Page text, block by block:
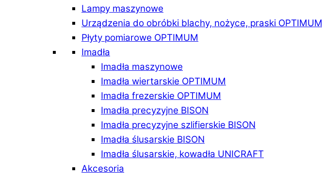
Lampy maszynowe
Urządzenia do obróbki blachy, nożyce, praski OPTIMUM
Płyty pomiarowe OPTIMUM
Imadła
Imadła maszynowe
Imadła wiertarskie OPTIMUM
Imadła frezerskie OPTIMUM
Imadła precyzyjne BISON
Imadła precyzyjne szlifierskie BISON
Imadła ślusarskie BISON
Imadła ślusarskie, kowadła UNICRAFT
Akcesoria